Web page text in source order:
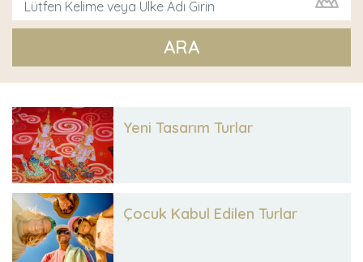
ARA
Yeni Tasarım Turlar
Çocuk Kabul Edilen Turlar